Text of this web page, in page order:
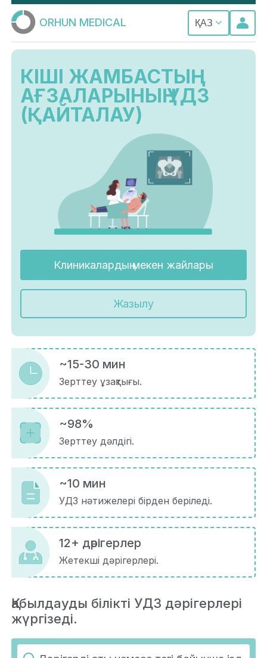
ORHUN MEDICAL ҚАЗ
КІШІ ЖАМБАСТЫҢ
АҒЗАЛАРЫНЫҢ УДЗ
(ҚАЙТАЛАУ)
Клиникалардың мекен жайлары
Жазылу
~15-30 мин
Зерттеу ұзақтығы.
~98%
Зерттеу дәлдігі.
~10 мин
УДЗ нәтижелері бірден беріледі.
12+ дәрігерлер
Жетекші дәрігерлері.
Қабылдауды білікті УДЗ дәрігерлері
жүргізеді.